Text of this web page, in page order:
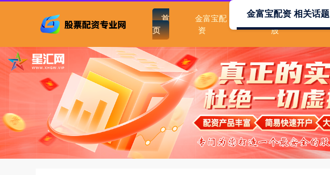
首
页
金富宝配
资
散户如何用杠杆炒
股
金富宝配资 相关话题